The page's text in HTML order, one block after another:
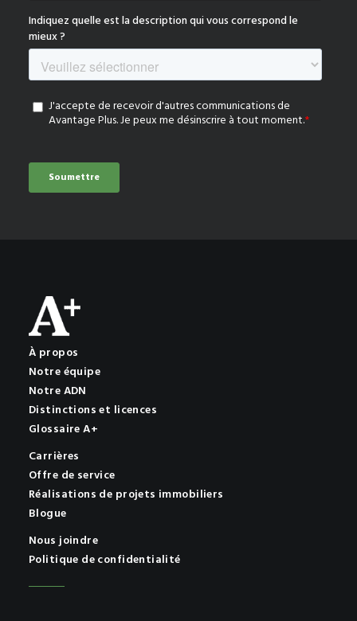
À propos
Notre équipe
Notre ADN
Distinctions et licences
Glossaire A+
Carrières
Offre de service
Réalisations de projets immobiliers
Blogue
Nous joindre
Politique de confidentialité